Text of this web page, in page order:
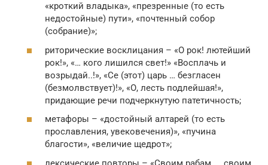
«кроткий владыка», «презренные (то есть
недостойные) пути», «почтенный собор
(собрание)»;
риторические восклицания – «О рок! лютейший
рок!», «… кого лишился свет!» «Восплачь и
возрыдай..!», «Се (этот) царь … безгласен
(безмолвствует)!», «О, лесть подлейшая!»,
придающие речи подчеркнутую патетичность;
метафоры – «достойный алтарей (то есть
прославления, увековечения)», «пучина
благости», «величие щедрот»;